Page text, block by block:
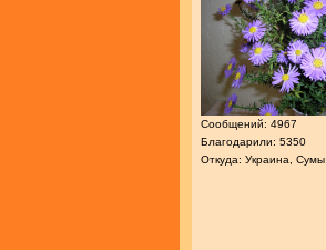
Сообщений: 4967
Благодарили: 5350
Откуда: Украина, Сумы